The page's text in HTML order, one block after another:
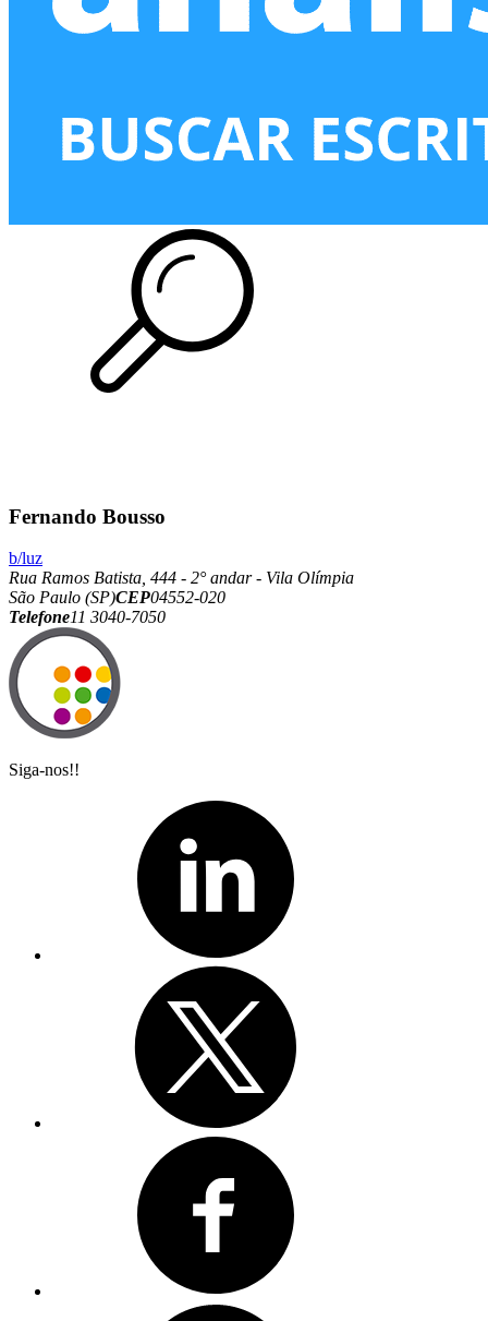
Fernando Bousso
b/luz
Rua Ramos Batista, 444 - 2° andar - Vila Olímpia
São Paulo (SP)CEP04552-020
Telefone11 3040-7050
Siga-nos!!